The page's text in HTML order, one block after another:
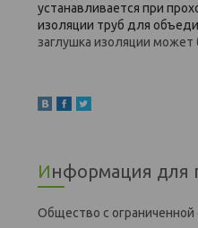
устанавливается при
изоляции труб для
заглушка изоляции
Информация для
Общество с